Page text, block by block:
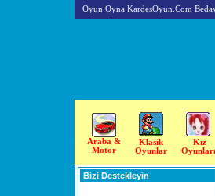
Oyun Oyna KardesOyun.Com
Araba &
Motor
Klasik
Oyunlar
Kız
Oyunları
Bizi Destekleyin